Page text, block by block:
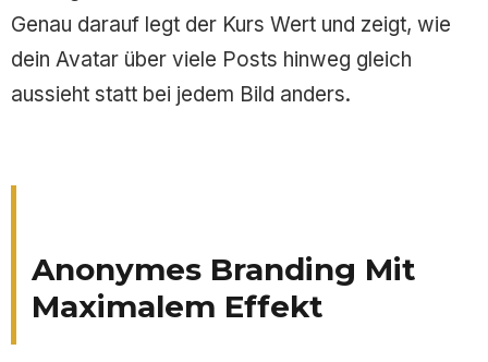
Genau darauf legt der Kurs Wert und zeigt, wie
dein Avatar über viele Posts hinweg gleich
aussieht statt bei jedem Bild anders.
Anonymes Branding Mit
Maximalem Effekt